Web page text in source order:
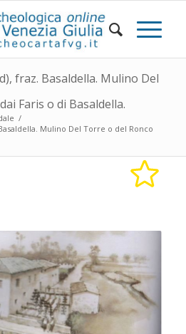
fraz. Basaldella. Mulino Del
Faris o di Basaldella.
/
Mulino Del Torre o del Ronco